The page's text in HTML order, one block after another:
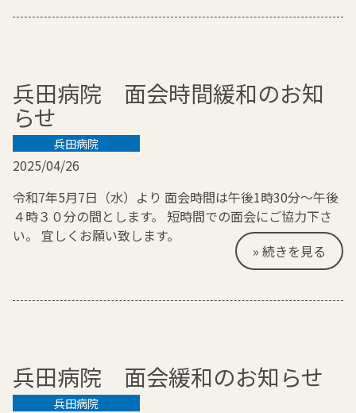
兵田病院 面会時間緩和のお知
らせ
兵田病院
2025/04/26
令和7年5月7日（水）より 面会時間は午後1時30分～午後
４時３０分の間とします。 短時間での面会にご協力下さ
い。 宜しくお願い致します。
» 続きを見る
兵田病院 面会緩和のお知らせ
兵田病院